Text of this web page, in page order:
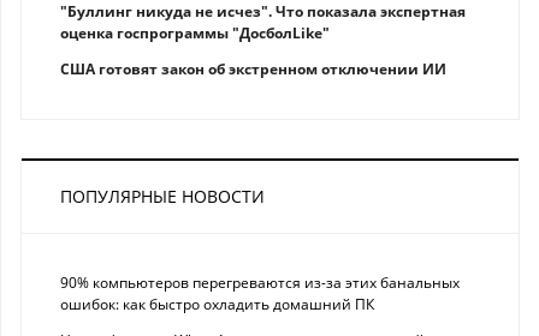
"Буллинг никуда не исчез". Что показала экспертная
оценка госпрограммы "ДосболLike"
США готовят закон об экстренном отключении ИИ
ПОПУЛЯРНЫЕ НОВОСТИ
90% компьютеров перегреваются из-за этих банальных
ошибок: как быстро охладить домашний ПК